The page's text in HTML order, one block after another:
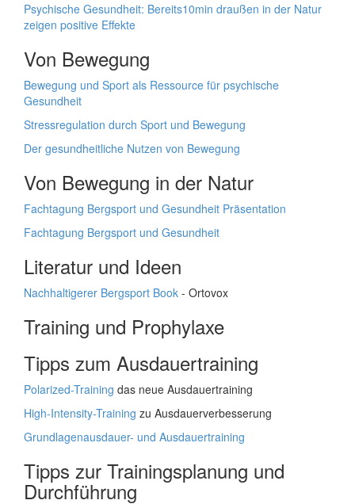
Psychische Gesundheit: Bereits10min draußen in der Natur
zeigen positive Effekte
Von Bewegung
Bewegung und Sport als Ressource für psychische
Gesundheit
Stressregulation durch Sport und Bewegung
Der gesundheitliche Nutzen von Bewegung
Von Bewegung in der Natur
Fachtagung Bergsport und Gesundheit Präsentation
Fachtagung Bergsport und Gesundheit
Literatur und Ideen
Nachhaltigerer Bergsport Book - Ortovox
Training und Prophylaxe
Tipps zum Ausdauertraining
Polarized-Training das neue Ausdauertraining
High-Intensity-Training zu Ausdauerverbesserung
Grundlagenausdauer- und Ausdauertraining
Tipps zur Trainingsplanung und
Durchführung